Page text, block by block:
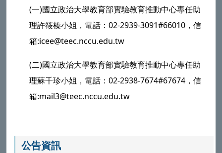
(一)國立政治大學教育部實驗教育推動中心專任助
理許筱榛小姐，電話：02-2939-3091#66010，信
箱:icee@teec.nccu.edu.tw
(二)國立政治大學教育部實驗教育推動中心專任助
理蘇千珍小姐，電話：02-2938-7674#67674，信
箱:mail3@teec.nccu.edu.tw
公告資訊